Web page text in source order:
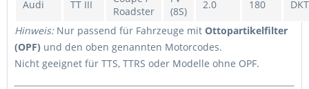
Audi TT III
Roadster
(8S)
2.0 180
Hinweis:Nur passend für Fahrzeuge mit Ottopartikelfilter
(OPF) und den oben genannten Motorcodes.
Nicht geeignet für TTS, TTRS oder Modelle ohne OPF.